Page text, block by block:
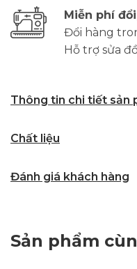
Miễn phí
Đổi hàng
Hỗ trợ sửa
Thông tin chi tiết sản
Chất liệu
Đánh giá khách hàng
Sản phẩm